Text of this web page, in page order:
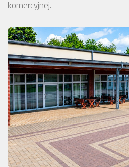
komercyjnej.